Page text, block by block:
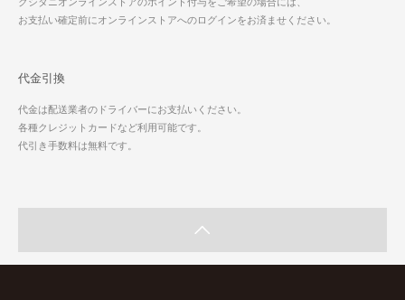
お支払い確定前にオンラインストアへのログインをお済ませください。
代金引換
代金は配送業者のドライバーにお支払いください。
各種クレジットカードなど利用可能です。
代引き手数料は無料です。